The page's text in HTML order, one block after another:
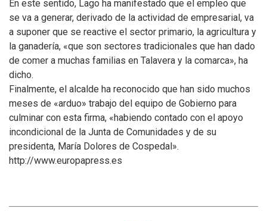
En este sentido, Lago ha manifestado que el empleo que
se va a generar, derivado de la actividad de empresarial, va
a suponer que se reactive el sector primario, la agricultura y
la ganadería, «que son sectores tradicionales que han dado
de comer a muchas familias en Talavera y la comarca», ha
dicho.
Finalmente, el alcalde ha reconocido que han sido muchos
meses de «arduo» trabajo del equipo de Gobierno para
culminar con esta firma, «habiendo contado con el apoyo
incondicional de la Junta de Comunidades y de su
presidenta, María Dolores de Cospedal».
http://www.europapress.es